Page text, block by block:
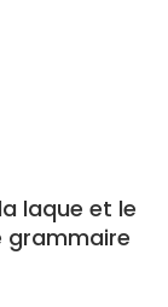
laque et le
grammaire